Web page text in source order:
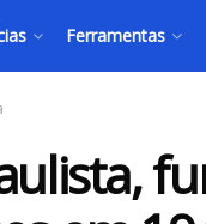
Ferramentas